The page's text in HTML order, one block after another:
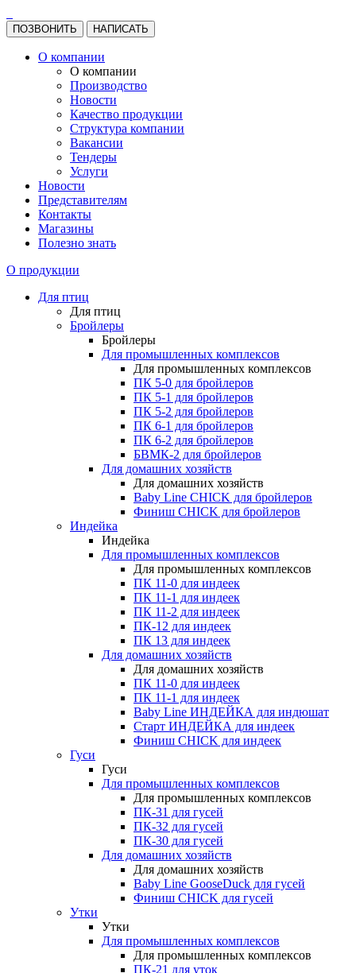
ПОЗВОНИТЬ НАПИСАТЬ
О компании
О компании
Производство
Новости
Качество продукции
Структура компании
Вакансии
Тендеры
Услуги
Новости
Представителям
Контакты
Магазины
Полезно знать
О продукции
Для птиц
Для птиц
Бройлеры
Бройлеры
Для промышленных комплексов
Для промышленных комплексов
ПК 5-0 для бройлеров
ПК 5-1 для бройлеров
ПК 5-2 для бройлеров
ПК 6-1 для бройлеров
ПК 6-2 для бройлеров
БВМК-2 для бройлеров
Для домашних хозяйств
Для домашних хозяйств
Baby Line CHICK для бройлеров
Финиш CHICK для бройлеров
Индейка
Индейка
Для промышленных комплексов
Для промышленных комплексов
ПК 11-0 для индеек
ПК 11-1 для индеек
ПК 11-2 для индеек
ПК-12 для индеек
ПК 13 для индеек
Для домашних хозяйств
Для домашних хозяйств
ПК 11-0 для индеек
ПК 11-1 для индеек
Baby Line ИНДЕЙКА для индюшат
Старт ИНДЕЙКА для индеек
Финиш CHICK для индеек
Гуси
Гуси
Для промышленных комплексов
Для промышленных комплексов
ПК-31 для гусей
ПК-32 для гусей
ПК-30 для гусей
Для домашних хозяйств
Для домашних хозяйств
Baby Line GooseDuck для гусей
Финиш CHICK для гусей
Утки
Утки
Для промышленных комплексов
Для промышленных комплексов
ПК-21 для уток